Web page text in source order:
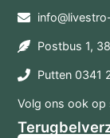
Postbus 1,
Putten 0341
Volg ons ook op